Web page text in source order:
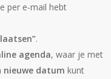
per e-mail hebt
.
agenda, waar je met
nieuwe datum kunt